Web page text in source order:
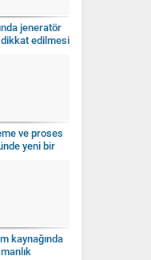
jeneratör
dikkat edilmesi
ve proses
yeni bir
kaynağında